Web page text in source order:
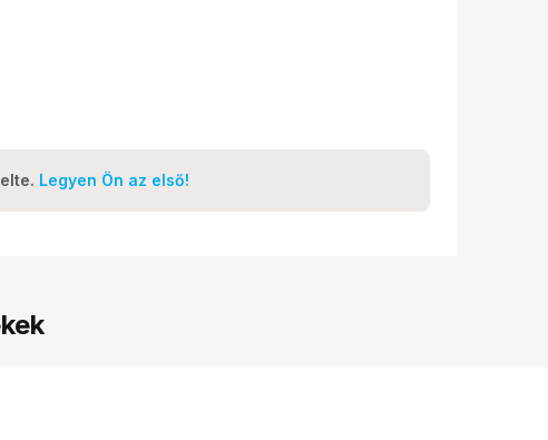
Legyen Ön az első!